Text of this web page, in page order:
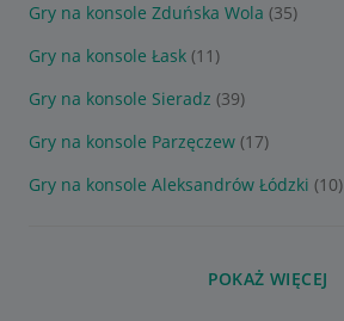
Gry na konsole Zduńska Wola (35)
Gry na konsole Łask (11)
Gry na konsole Sieradz (39)
Gry na konsole Parzęczew (17)
Gry na konsole Aleksandrów Łódzki (10)
POKAŻ WIĘCEJ